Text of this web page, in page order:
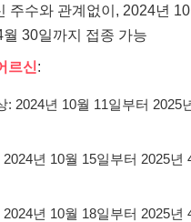
주수와 관계없이, 2024년
30일까지 접종 가능
르신:
: 2024년 10월 11일부터 2025
2024년 10월 15일부터 2025년
2024년 10월 18일부터 2025년